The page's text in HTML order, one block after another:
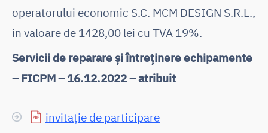
operatorului economic S.C. MCM DESIGN S.R.L.,
in valoare de 1428,00 lei cu TVA 19%.
Servicii de reparare și întreținere echipamente
– FICPM – 16.12.2022 – atribuit
invitație de participare